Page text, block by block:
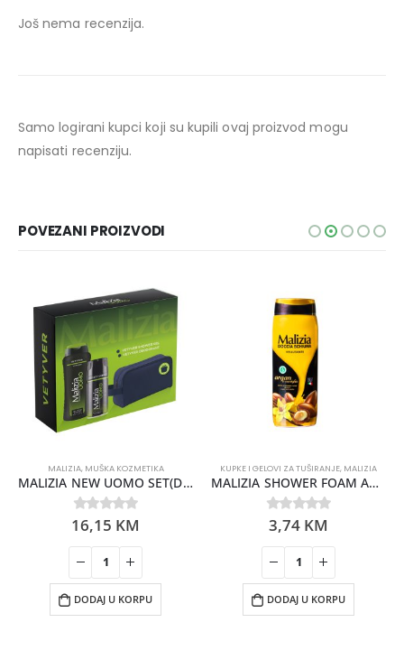
Još nema recenzija.
Samo logirani kupci koji su kupili ovaj proizvod mogu
napisati recenziju.
POVEZANI PROIZVODI
MALIZIA, MUŠKA KOZMETIKA
MALIZIA NEW UOMO SET(DEO150mL+SH.GEL250ML+NESESER)
0 out of 5
16,15 KM
DODAJ U KORPU
KUPKE I GELOVI ZA TUŠIRANJE, MALIZIA
MALIZIA SHOWER FOAM ARGAN & VANILLA 300ML
0out of 5
3,74 KM
DODAJ U KORPU